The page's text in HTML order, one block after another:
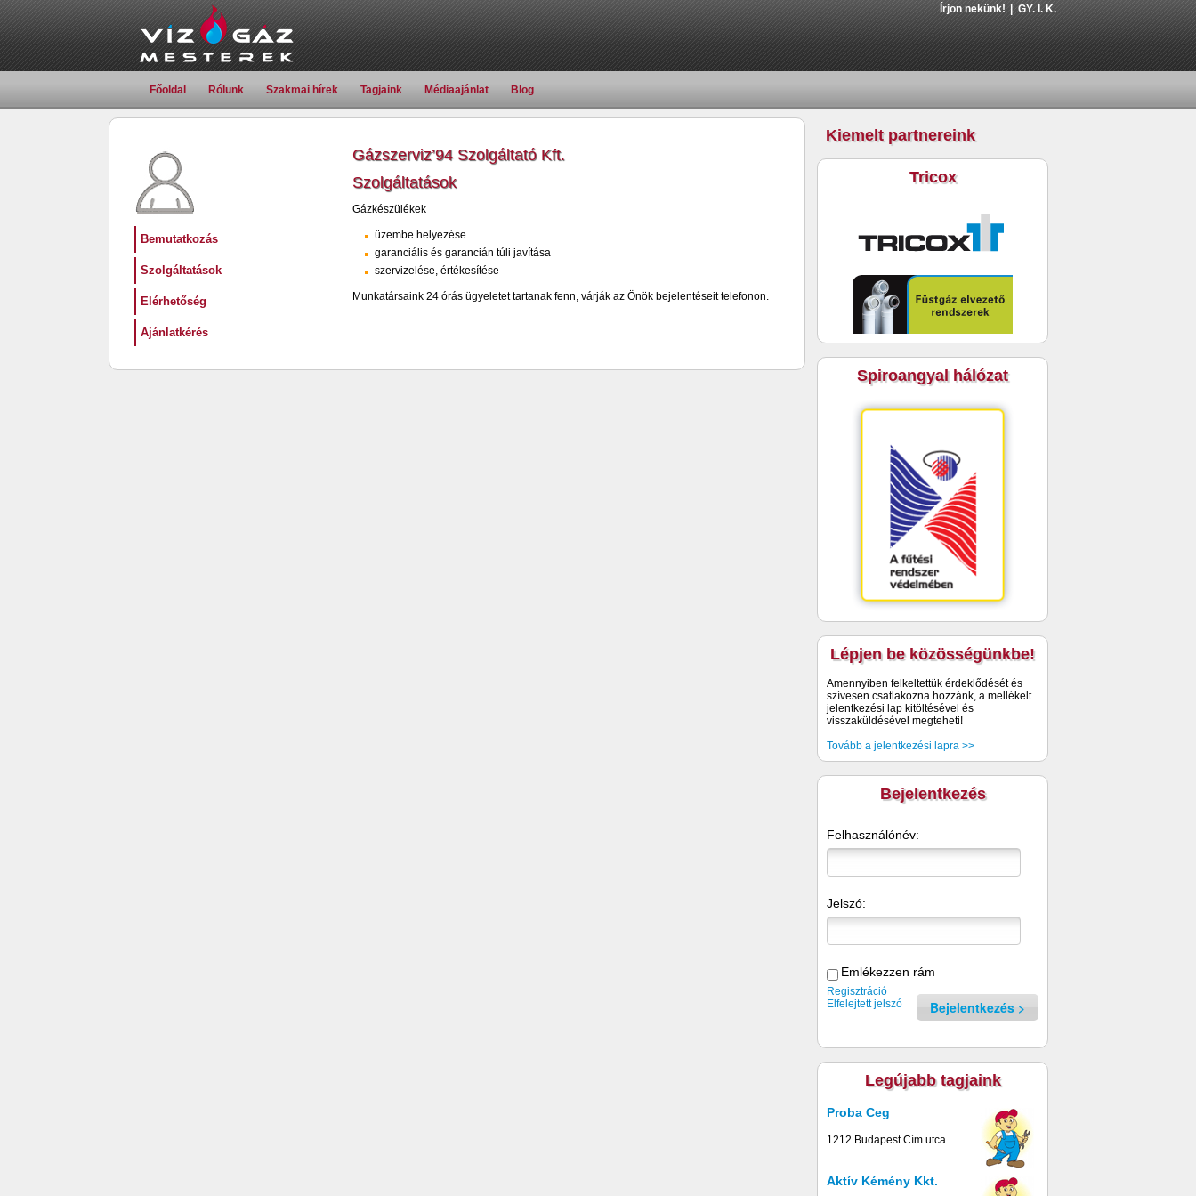
Főoldal Rólunk Szakmai hírek Tagjaink Médiaajánlat Blog
Írjon nekünk! GY. I. K.
Bemutatkozás
Szolgáltatások
Elérhetőség
Ajánlatkérés
Gázszerviz’94 Szolgáltató Kft.
Szolgáltatások
Gázkészülékek
üzembe helyezése
garanciális és garancián túli javítása
szervizelése, értékesítése
Munkatársaink 24 órás ügyeletet tartanak fenn, várják az Önök bejelentéseit telefonon.
Kiemelt partnereink
Tricox
Spiroangyal hálózat
Lépjen be közösségünkbe!
Amennyiben felkeltettük érdeklődését és
szívesen csatlakozna hozzánk, a mellékelt
jelentkezési lap kitöltésével és
visszaküldésével megteheti!
Tovább a jelentkezési lapra >>
Bejelentkezés
Felhasználónév:
Jelszó:
Emlékezzen rám
Bejelentkezés
Regisztráció
Elfelejtett jelszó
Legújabb tagjaink
Proba Ceg
1212 Budapest Cím utca
Aktív Kémény Kkt.